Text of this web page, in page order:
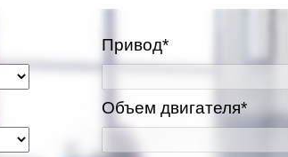
Привод*
Объем двигателя*